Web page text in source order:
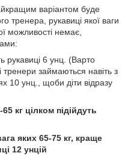
варіантом буде
тренера, рукавиці якої ваги
можливості немає,
рукавиці 6 унц. (Варто
займаються навіть з
10 унц., щоби діти відразу
кг цілком підійдуть
яких 65-75 кг, краще
12 унцій